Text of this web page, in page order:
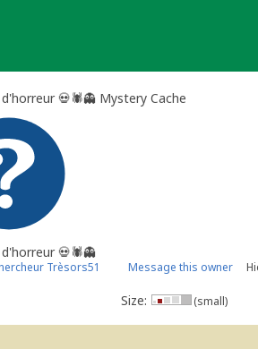
💀🕷️👻 Mystery Cache
💀🕷️👻
Trèsors51 Message this owner
Size: (small)